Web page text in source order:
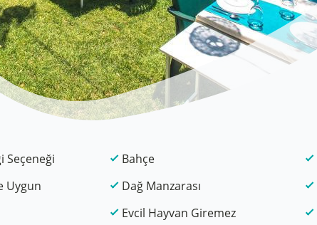
Seçeneği Bahçe
Uygun Dağ Manzarası
Evcil Hayvan Giremez